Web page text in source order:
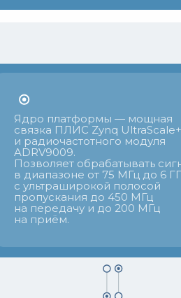
Ядро платформы — мощная
связка ПЛИС Zynq UltraScale+
и радиочастотного модуля
ADRV9009.
Позволяет обрабатывать
в диапазоне от 75 МГц до 6
с ультраширокой полосой
пропускания до 450 МГц
на передачу и до 200 МГц
на приём.